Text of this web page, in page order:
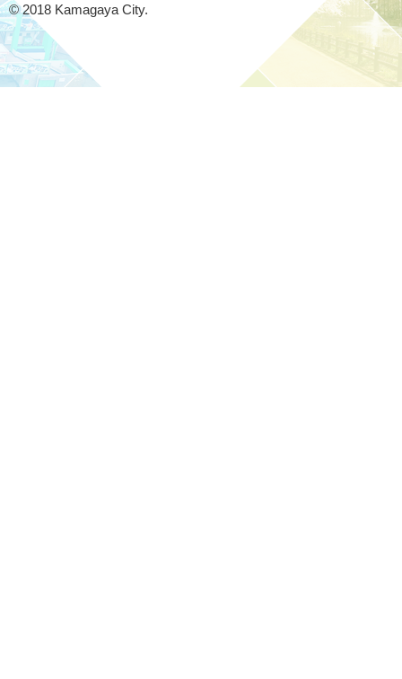
© 2018 Kamagaya City.